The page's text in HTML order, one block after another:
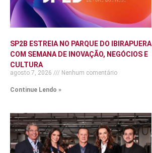
SP2B ESTREIA NO PARQUE DO IBIRAPUERA
COM SEMANA DE INOVAÇÃO, NEGÓCIOS E
CULTURA
agosto 7, 2026 Nenhum comentário
Continue Lendo »